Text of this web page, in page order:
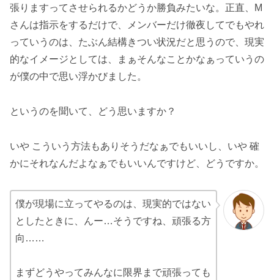
張りますってさせられるかどうか勝負みたいな。正直、M
さんは指示をするだけで、メンバーだけ徹夜してでもやれ
っていうのは、たぶん結構きつい状況だと思うので、現実
的なイメージとしては、まぁそんなことかなぁっていうの
が僕の中で思い浮かびました。
というのを聞いて、どう思いますか？
いや こういう方法もありそうだなぁでもいいし、いや 確
かにそれなんだよなぁでもいいんですけど、どうですか。
僕が現場に立ってやるのは、現実的ではない
としたときに、んー…そうですね、頑張る方
向……
まずどうやってみんなに限界まで頑張っても